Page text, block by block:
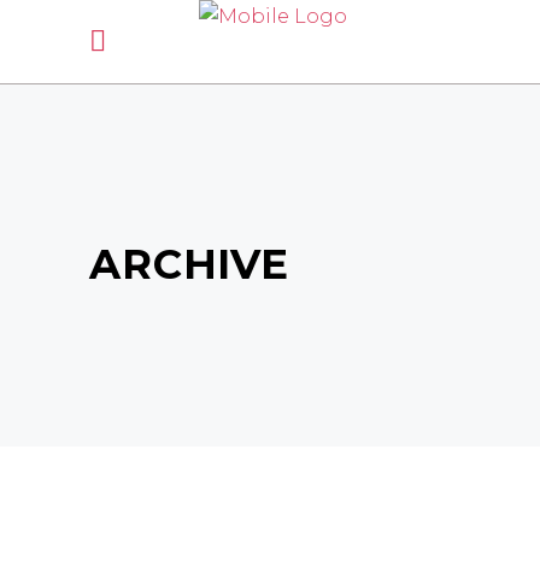
ARCHIVE
Rappel lieux :